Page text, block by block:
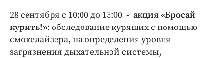
28 сентября с 10:00 до 13:00 - акция «Бросай
курить!»: обследование курящих с помощью
смокелайзера, на определения уровня
загрязнения дыхательной системы,